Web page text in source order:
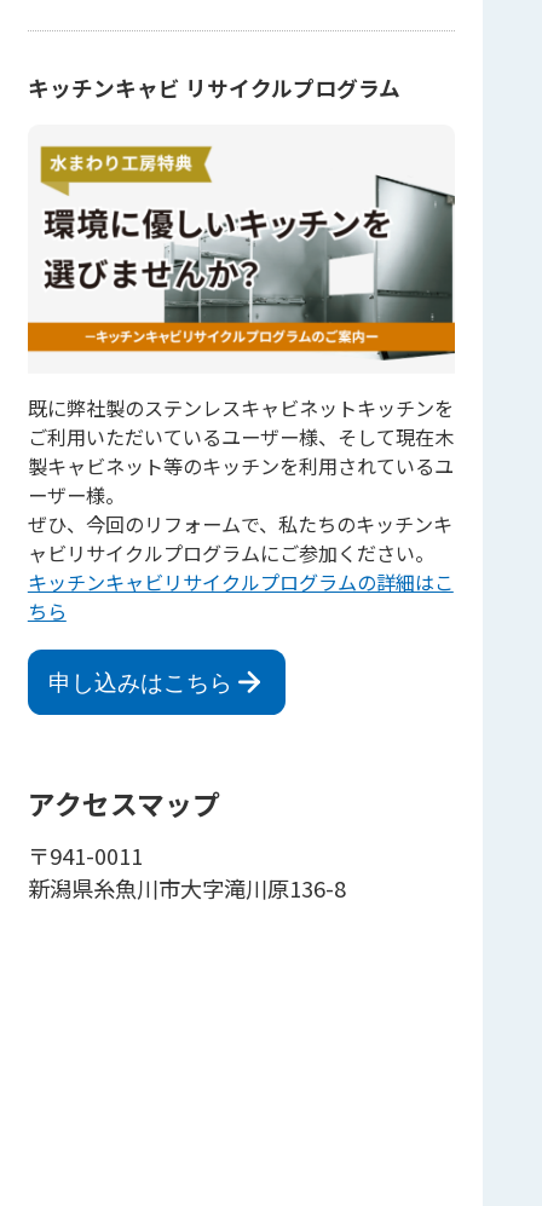
キッチンキャビ リサイクルプログラム
既に弊社製のステンレスキャビネットキッチンを
ご利用いただいているユーザー様、そして現在木
製キャビネット等のキッチンを利用されているユ
ーザー様。
ぜひ、今回のリフォームで、私たちのキッチンキ
ャビリサイクルプログラムにご参加ください。
キッチンキャビリサイクルプログラムの詳細はこ
ちら
申し込みはこちら
アクセスマップ
〒941-0011
新潟県糸魚川市大字滝川原136-8